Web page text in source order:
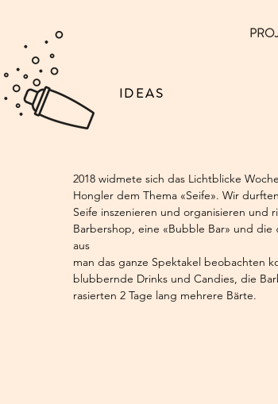
IDEAS
2018 widmete sich das Lichtblicke
Hongler dem Thema «Seife». Wir
Seife inszenieren und organisieren und
Barbershop, eine «Bubble Bar» und die
aus
man das ganze Spektakel beobachten
blubbernde Drinks und Candies, die
rasierten 2 Tage lang mehrere Bärte.